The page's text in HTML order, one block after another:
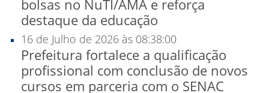
bolsas no NuTI/AMA e reforça
destaque da educação
16 de Julho de 2026 às 08:38:00
Prefeitura fortalece a qualificação
profissional com conclusão de novos
cursos em parceria com o SENAC